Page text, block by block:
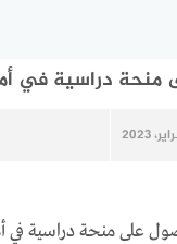
دراسية في أمريكا
على منحة دراسية في